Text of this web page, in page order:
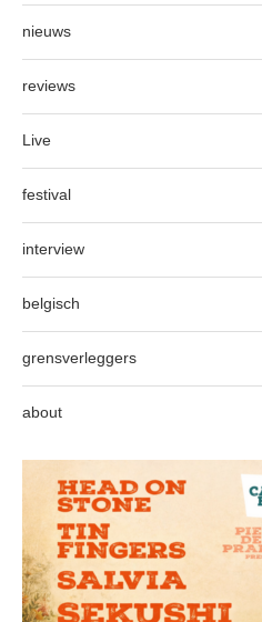
nieuws
reviews
Live
festival
interview
belgisch
grensverleggers
about